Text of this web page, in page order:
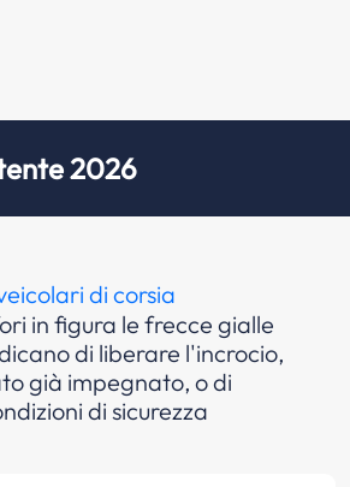
2026
di corsia
in figura le frecce gialle
di liberare l'incrocio,
già impegnato, o di
di sicurezza